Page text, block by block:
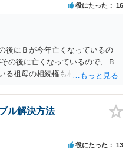
役にたった 16
後にＢが今年亡くなっているの
の後に亡くなっているので、Ｂ
る祖母の相続権も相続すること
であるＥは常にＢの相続人とな
ル解決方法
役にたった 13